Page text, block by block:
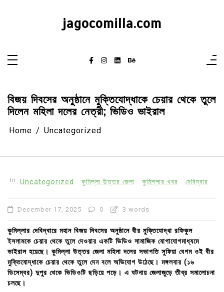
jagocomilla.com
বিজয় দিবসের অনুষ্ঠানে মুক্তিযোদ্ধাকে চেয়ার থেকে তুলে
দিলেন মহিলা দলের নেত্রী; ভিডিও ভাইরাল
Home Uncategorized
In Uncategorized কুমিল্লা উত্তর জেলা কুমিল্লার খবর দেবিদ্বার
December 17, 2025 0 3 words
কুমিল্লার দেবিদ্বারে মহান বিজয় দিবসের অনুষ্ঠানে বীর মুক্তিযোদ্ধা রফিকুল
ইসলামকে চেয়ার থেকে তুলে দেওয়ার একটি ভিডিও সামাজিক যোগাযোগমাধ্যমে
ভাইরাল হয়েছে। কুমিল্লা উত্তর জেলা মহিলা দলের সভাপতি সুফিয়া বেগম ওই বীর
মুক্তিযোদ্ধাকে চেয়ার থেকে তুলে দেন বলে অভিযোগ উঠেছে। মঙ্গলবার (১৬
ডিসেম্বর) দুপুর থেকে ভিডিওটি ছড়িয়ে পড়ে। এ ঘটনায় জেলাজুড়ে তীব্র সমালোচনা
চলছে।